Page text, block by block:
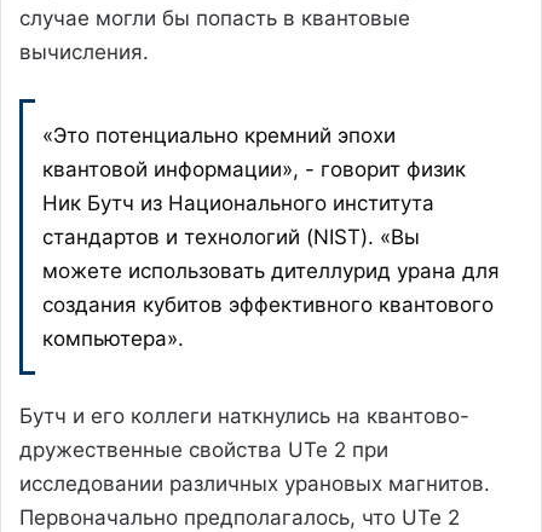
случае могли бы попасть в квантовые
вычисления.
«Это потенциально кремний эпохи
квантовой информации», - говорит физик
Ник Бутч из Национального института
стандартов и технологий (NIST). «Вы
можете использовать дителлурид урана для
создания кубитов эффективного квантового
компьютера».
Бутч и его коллеги наткнулись на квантово-
дружественные свойства UTe 2 при
исследовании различных урановых магнитов.
Первоначально предполагалось, что UTe 2